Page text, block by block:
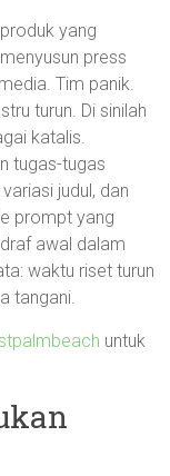
yang
press
Tim panik.
turun. Di sinilah
katalis.
tugas-tugas
judul, dan
prompt yang
awal dalam
waktu riset turun
tangani.
untuk